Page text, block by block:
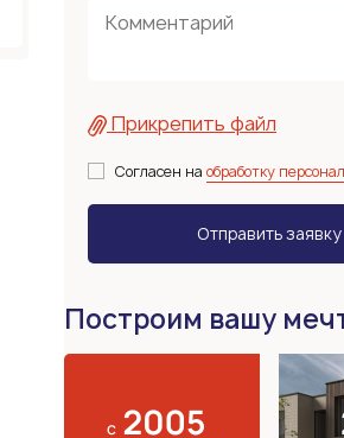
Прикрепить файл
Согласен на обработку
Построим вашу